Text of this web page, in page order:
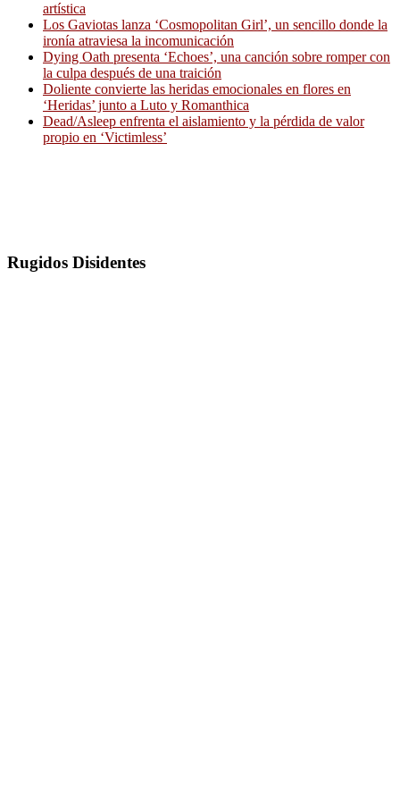
artística
Los Gaviotas lanza ‘Cosmopolitan Girl’, un sencillo donde la
ironía atraviesa la incomunicación
Dying Oath presenta ‘Echoes’, una canción sobre romper con
la culpa después de una traición
Doliente convierte las heridas emocionales en flores en
‘Heridas’ junto a Luto y Romanthica
Dead/Asleep enfrenta el aislamiento y la pérdida de valor
propio en ‘Victimless’
Rugidos Disidentes